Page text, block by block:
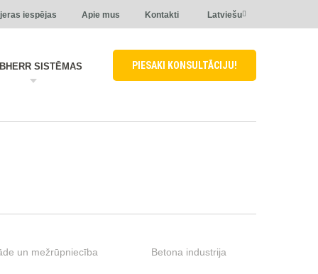
iespējas Apie mus Kontakti Latviešu
SISTĒMAS PIESAKI KONSULTĀCIJU!
un mežrūpniecība Betona industrija